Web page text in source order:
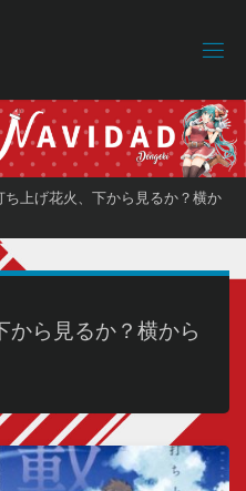
上げ花火、下から見るか？横か
から見るか？横から